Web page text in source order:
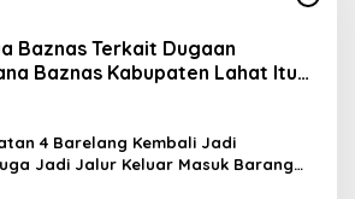
Baznas Terkait Dugaan
Baznas Kabupaten Lahat Itu
4 Barelang Kembali Jadi
Jadi Jalur Keluar Masuk Barang
Nama Berinisial WL